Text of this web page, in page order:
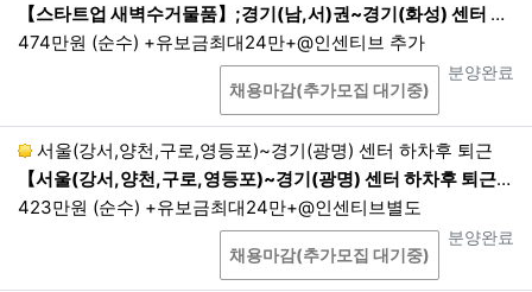
만, 관계 법령의 규정에 따라 보존할 필요성이 있는
경우에는 관계법령에 따라 보존합니다.
회원의 경우 개인정보의 보유 및 이용 기간은 서비
스 이용계약 체결시(회원가입시)부터 서비스 이용계
약 해지(탈퇴신청, 직권탈퇴 포함)까지 입니다. 회사
는 다른 법령에서 별도의 기간을 정하고 있거나 고객
의 요청이 있는 경우를 제외하면, 법령에서 정의하는
기간(1년) 동안 재이용하지 아니하는 회원의 개인정
보를 파기합니다. 단, 기간 만료 30일 전까지 개인정
보가 파기되는 사실과 기간 만료일 및 해당 개인정보
의 항목을 이메일·전화 또는 이와 유사한 방법 중 어
【스타트업 새벽수거물품】;경기(남,서)권~경기(화성) 센터 하차후 퇴근;22:00~05:00
474만원 (순수) +유보금최대24만+@인센티브 추가
진행상태
분양완료
상담
채용마감(추가모집 대기중)
서울(강서,양천,구로,영등포)~경기(광명) 센터 하차후 퇴근
【서울(강서,양천,구로,영등포)~경기(광명) 센터 하차후 퇴근】423만원 (순수) +유보금최대24만+@인센티브별도,스타트업 새벽수거물품,23:00~07:00
423만원 (순수) +유보금최대24만+@인센티브별도
진행상태
분양완료
상담
채용마감(추가모집 대기중)